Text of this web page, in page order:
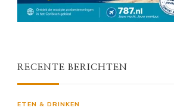
RECENTE BERICHTEN
ETEN & DRINKEN